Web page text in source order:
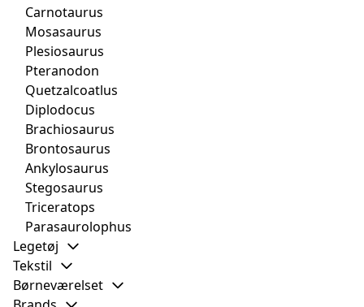
Carnotaurus
Mosasaurus
Plesiosaurus
Pteranodon
Quetzalcoatlus
Diplodocus
Brachiosaurus
Brontosaurus
Ankylosaurus
Stegosaurus
Triceratops
Parasaurolophus
Legetøj
Tekstil
Børneværelset